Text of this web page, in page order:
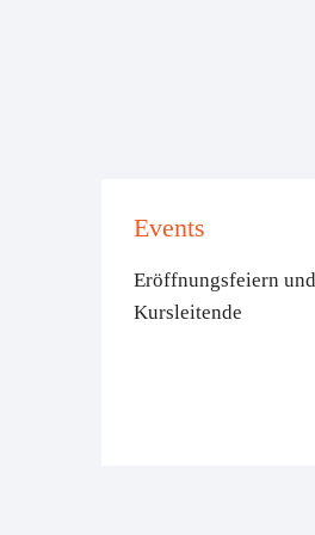
Events
Eröffnungsfeiern
Kursleitende